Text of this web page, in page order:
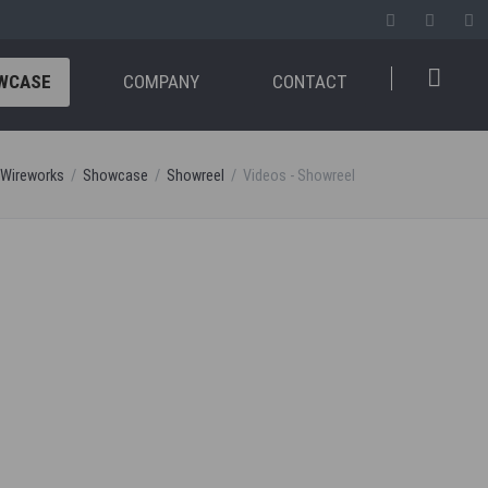
COMPANY CONTACT
Showcase Showreel Videos - Showreel